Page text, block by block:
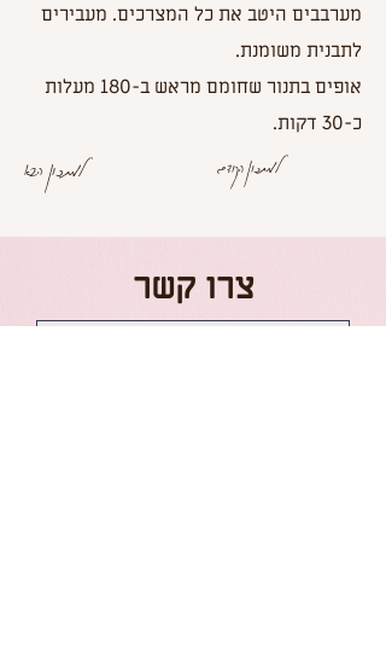
מערבבים היטב את כל המצרכים. מעבירים
לתבנית משומנת.
אופים בתנור שחומם מראש ב-180 מעלות
כ-30 דקות.
למתכון הבא למתכון הקודם
צרו קשר